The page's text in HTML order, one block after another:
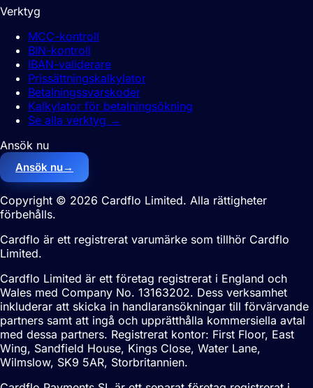
Verktyg
MCC-kontroll
BIN-kontroll
IBAN-validerare
Prissättningskalkylator
Betalningssvarskoder
Kalkylator för betalningsökning
Se alla verktyg →
Ansök nu
Ansök nu→
Copyright © 2026 Cardflo Limited. Alla rättigheter
förbehålls.
Cardflo är ett registrerat varumärke som tillhör Cardflo
Limited.
Cardflo Limited är ett företag registrerat i England och
Wales med Company No. 13163202. Dess verksamhet
inkluderar att skicka in handlaransökningar till förvärvande
partners samt att ingå och upprätthålla kommersiella avtal
med dessa partners. Registrerat kontor: First Floor, East
Wing, Sandfield House, Kings Close, Water Lane,
Wilmslow, SK9 5AR, Storbritannien.